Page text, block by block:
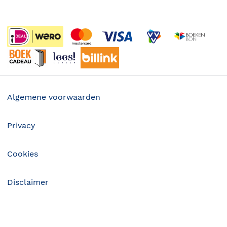
Wet op de Vaste Boekenprijs
Winacties
Algemene voorwaarden
Privacy
Cookies
Disclaimer